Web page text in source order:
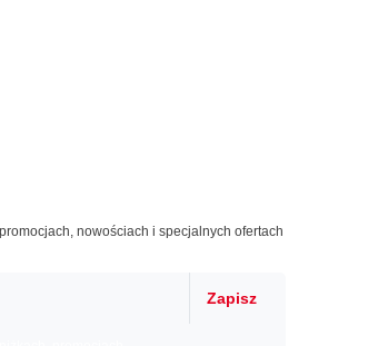
nowościach i specjalnych ofertach
Zapisz